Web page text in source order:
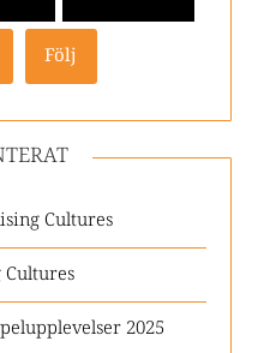
Följ
Cultures
Cultures
2025